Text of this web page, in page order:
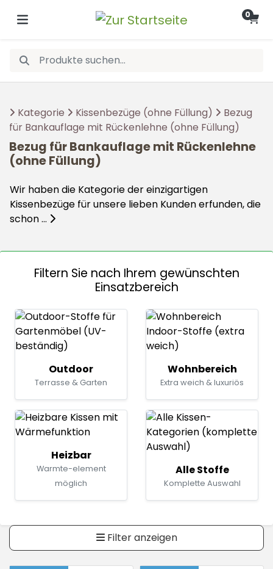
0
Kategorie Kissenbezüge (ohne Füllung)
Bezug
für Bankauflage mit Rückenlehne (ohne Füllung)
Bezug für Bankauflage mit Rückenlehne
(ohne Füllung)
Wir haben die Kategorie der einzigartigen
Kissenbezüge für unsere lieben Kunden erfunden, die
schon ...
Filtern Sie nach Ihrem gewünschten
Einsatzbereich
Outdoor
Terrasse & Garten
Wohnbereich
Extra weich & luxuriös
Heizbar
Warmte-element
möglich
Alle Stoffe
Komplette Auswahl
Filter anzeigen